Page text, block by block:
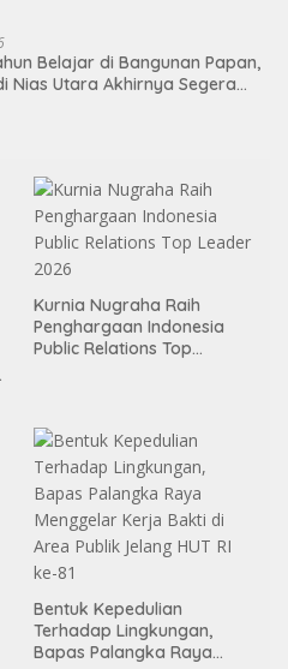
Belajar di Bangunan Papan,
Nias Utara Akhirnya Segera
Kurnia Nugraha Raih
Penghargaan Indonesia
Public Relations Top
Bentuk Kepedulian
Terhadap Lingkungan,
Bapas Palangka Raya